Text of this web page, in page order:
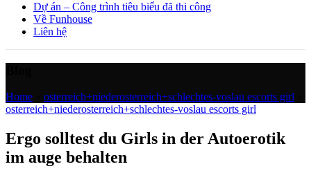
Dự án – Công trình tiêu biểu đã thi công
Về Funhouse
Liên hệ
Home osterreich+niederosterreich+schlechtes-voslau escorts girl
osterreich+niederosterreich+schlechtes-voslau escorts girl
Ergo solltest du Girls in der Autoerotik
im auge behalten